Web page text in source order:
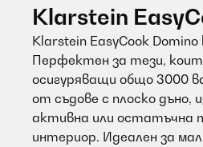
Klarstein
Klarstein EasyCook
Перфектен за тези,
осигуряващи общо 3000
от съдове с плоско
активна или остатъчна
интериор. Идеален за